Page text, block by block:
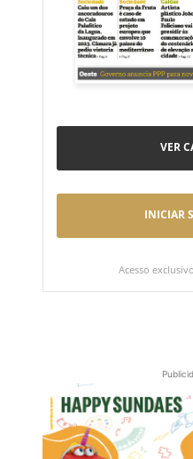
VER
INICIAR
Acesso